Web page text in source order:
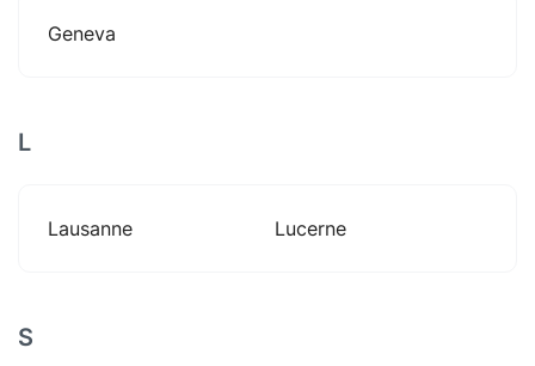
Geneva
L
Lausanne Lucerne
S